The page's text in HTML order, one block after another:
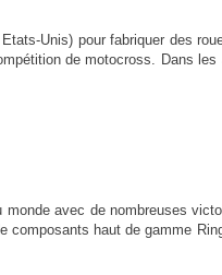
Unis) pour fabriquer des
de motocross. Dans
avec de nombreuses
haut de gamme